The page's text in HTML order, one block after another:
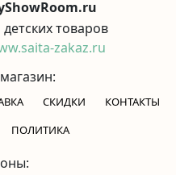
товаров
zakaz.ru
СКИДКИ
КОНТАКТЫ
ПОЛИТИКА